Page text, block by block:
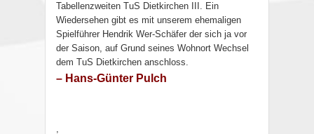
Tabellenzweiten TuS Dietkirchen III. Ein
Wiedersehen gibt es mit unserem ehemaligen
Spielführer Hendrik Wer-Schäfer der sich ja vor
der Saison, auf Grund seines Wohnort Wechsel
dem TuS Dietkirchen anschloss.
– Hans-Günter Pulch
,